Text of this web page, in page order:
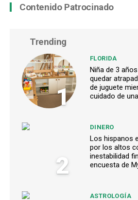
Contenido Patrocinado
Trending
1
FLORIDA
Niña de 3
quedar
de juguete
cuidado de
2
DINERO
Los hispanos
por los altos
inestabilidad
encuesta de
ASTROLOGÍA